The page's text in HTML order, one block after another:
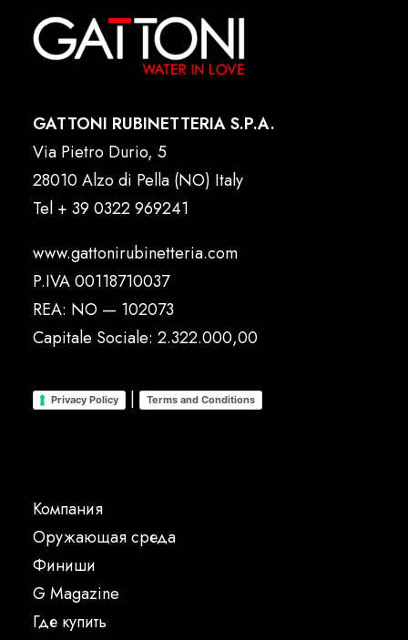
GATTONI RUBINETTERIA S.P.A.
Via Pietro Durio, 5
28010 Alzo di Pella (NO) Italy
Tel + 39 0322 969241
www.gattonirubinetteria.com
P.IVA 00118710037
REA: NO — 102073
Capitale Sociale: 2.322.000,00
Privacy Policy | Terms and Conditions
Компания
Oружающая среда
Финиши
G Magazine
Где купить